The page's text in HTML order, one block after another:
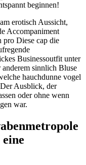
beginnen!
erotisch Aussicht,
Accompaniment
pro Diese cap die
Businessoutfit unter
sinnlich Bluse
hauchdunne vogel
Ausblick, der
oder ohne wenn
war.